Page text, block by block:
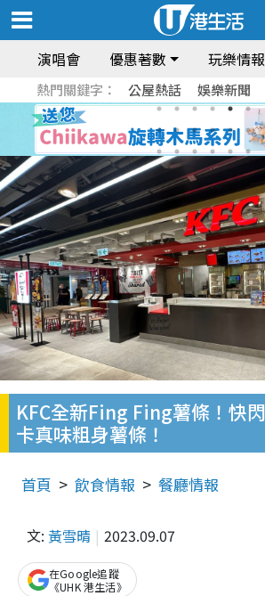
演唱會 優惠著數 玩樂情報
熱門關鍵字： 公屋熱話 娛樂新聞
KFC全新Fing Fing薯條！快
卡真味粗身薯條！
首頁 飲食情報 餐廳情報
文: 黃雪晴 2023.09.07
在Google追蹤
《UHK 港生活》